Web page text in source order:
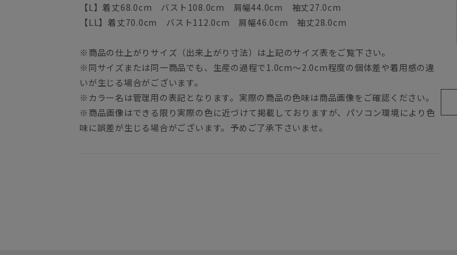
【L】着丈68.0cm バスト108.0cm 肩幅44.0cm 袖丈27.0cm
【LL】着丈70.0cm バスト112.0cm 肩幅46.0cm 袖丈28.0cm
※商品の仕上がりサイズ（出来上がり寸法）は上記のサイズ表をご覧下さい。
※同サイズまたは同一商品でも、生産の過程で1.0cm～2.0cm程度の個体差や着用感の違
いが生じる場合がございます。
※カラー名は管理用の表記となります。実際の商品の色味は商品画像をご確認ください。
※商品画像はできる限り実際の色に近づけて掲載しておりますが、パソコン環境により色
味に誤差が生じる場合がございます。予めご了承下さいませ。